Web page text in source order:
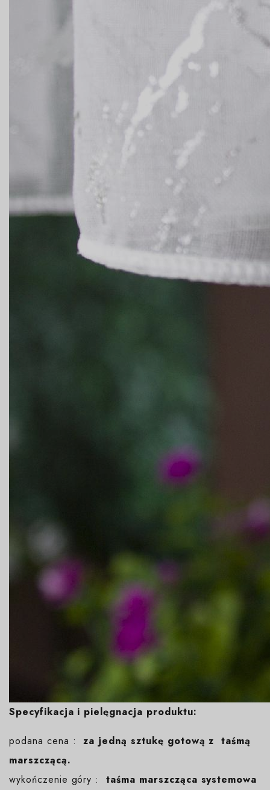
Specyfikacja i pielęgnacja produktu:
podana cena :za jedną sztukę gotową z taśmą
marszczącą.
wykończenie góry :taśma marszcząca systemowa